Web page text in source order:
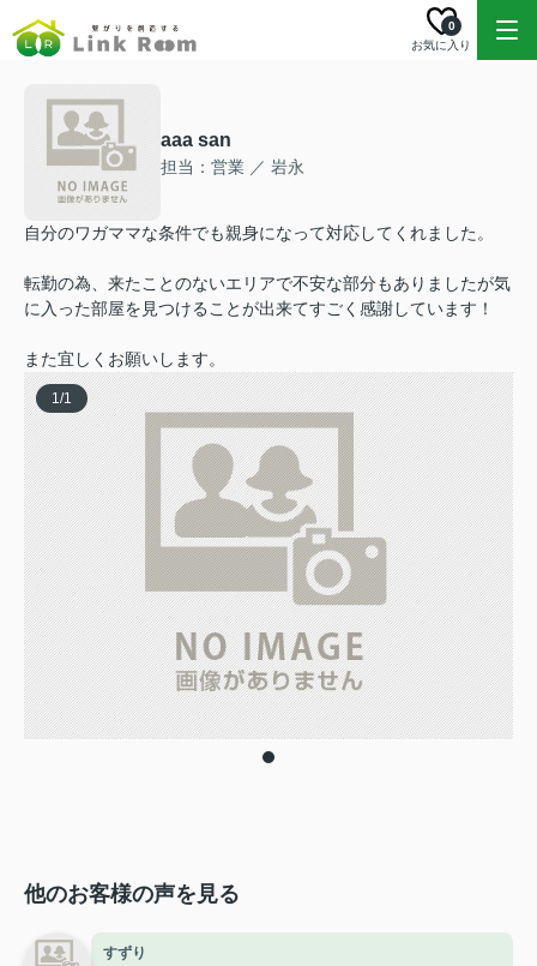
お気に入り
0
aaa san
担当：営業 ／ 岩永
自分のワガママな条件でも親身になって対応してくれました。
転勤の為、来たことのないエリアで不安な部分もありましたが気
に入った部屋を見つけることが出来てすごく感謝しています！
また宜しくお願いします。
1/1
他のお客様の声を見る
すずり